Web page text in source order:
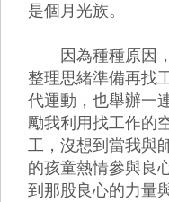
是個月光族。
因為種種原因，
整理思緒準備再找
代運動，也舉辦一
勵我利用找工作的
工，沒想到當我與
的孩童熱情參與良
到那股良心的力量